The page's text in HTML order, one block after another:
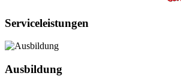
Serviceleistungen
Ausbildung